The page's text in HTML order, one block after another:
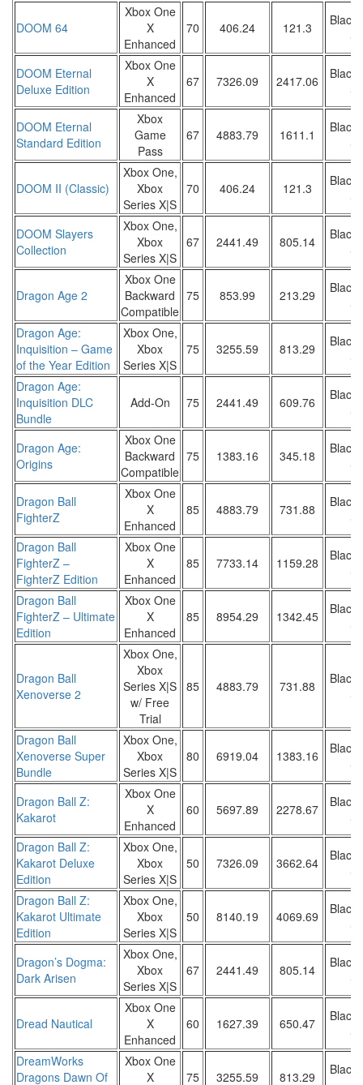
DOOM 64
Xbox One
X
Enhanced
70 406.24 121.3
Black
DOOM Eternal
Deluxe Edition
Xbox One
X
Enhanced
67 7326.09 2417.06
Black
DOOM Eternal
Standard Edition
Xbox
Game
Pass
67 4883.79 1611.1
Black
DOOM II (Classic)
Xbox One,
Xbox
Series X|S
70 406.24 121.3
Black
DOOM Slayers
Collection
Xbox One,
Xbox
Series X|S
67 2441.49 805.14
Black
Dragon Age 2
Xbox One
Backward
Compatible
75 853.99 213.29
Black
Dragon Age:
Inquisition – Game
of the Year Edition
Xbox One,
Xbox
Series X|S
75 3255.59 813.29
Black
Dragon Age:
Inquisition DLC
Bundle
Add-On 75 2441.49 609.76
Black
Dragon Age:
Origins
Xbox One
Backward
Compatible
75 1383.16 345.18
Black
Dragon Ball
FighterZ
Xbox One
X
Enhanced
85 4883.79 731.88
Black
Dragon Ball
FighterZ –
FighterZ Edition
Xbox One
X
Enhanced
85 7733.14 1159.28
Black
Dragon Ball
FighterZ – Ultimate
Edition
Xbox One
X
Enhanced
85 8954.29 1342.45
Black
Dragon Ball
Xenoverse 2
Xbox One,
Xbox
Series X|S
w/ Free
Trial
85 4883.79 731.88
Black
Dragon Ball
Xenoverse Super
Bundle
Xbox One,
Xbox
Series X|S
80 6919.04 1383.16
Black
Dragon Ball Z:
Kakarot
Xbox One
X
Enhanced
60 5697.89 2278.67
Black
Dragon Ball Z:
Kakarot Deluxe
Edition
Xbox One,
Xbox
Series X|S
50 7326.09 3662.64
Black
Dragon Ball Z:
Kakarot Ultimate
Edition
Xbox One,
Xbox
Series X|S
50 8140.19 4069.69
Black
Dragon’s Dogma:
Dark Arisen
Xbox One,
Xbox
Series X|S
67 2441.49 805.14
Black
Dread Nautical
Xbox One
X
Enhanced
60 1627.39 650.47
Black
DreamWorks
Dragons Dawn Of
Xbox One
X
75 3255.59 813.29
Black